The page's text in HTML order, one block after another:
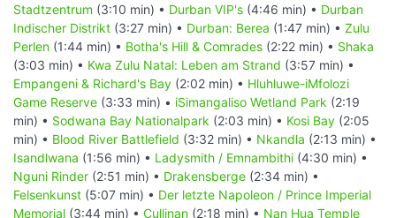
Stadtzentrum (3:10 min) • Durban VIP's (4:46 min) • Durban
Indischer Distrikt (3:27 min) • Durban: Berea (1:47 min) • Zulu
Perlen (1:44 min) • Botha's Hill & Comrades (2:22 min) • Shaka
(3:03 min) • Kwa Zulu Natal: Leben am Strand (3:57 min) •
Empangeni & Richard's Bay (2:02 min) • Hluhluwe-iMfolozi
Game Reserve (3:33 min) • iSimangaliso Wetland Park (2:19
min) • Sodwana Bay Nationalpark (2:03 min) • Kosi Bay (2:05
min) • Blood River Battlefield (3:32 min) • Nkandla (2:13 min) •
Isandlwana (1:56 min) • Ladysmith / Emnambithi (4:30 min) •
Nguni Rinder (2:51 min) • Drakensberge (2:34 min) •
Felsenkunst (5:07 min) • Der letzte Napoleon / Prince Imperial
Memorial (3:44 min) • Cullinan (2:18 min) • Nan Hua Temple